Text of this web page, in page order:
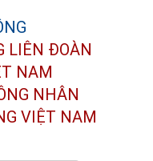
LIÊN ĐOÀN
NAM
NHÂN
VIỆT NAM